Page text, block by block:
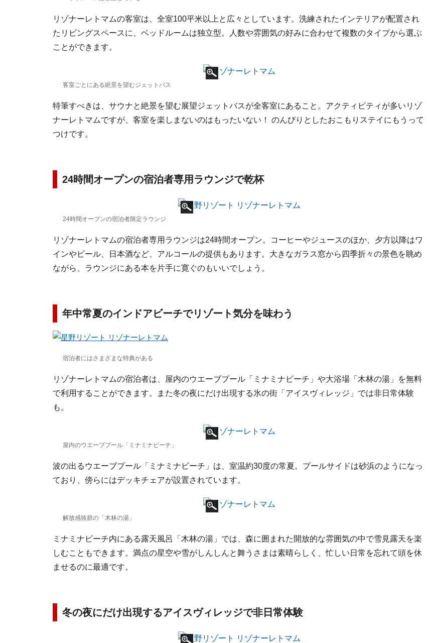
リゾナーレトマムの客室は、全室100平米以上と広々としています。洗練されたインテリアが配置され
たリビングスペースに、ベッドルームは独立型。人数や雰囲気の好みに合わせて複数のタイプから選ぶ
ことができます。
客室ごとにある絶景を望むジェットバス
特筆すべきは、サウナと絶景を望む展望ジェットバスが全客室にあること。アクティビティが多いリゾ
ナーレトマムですが、客室を楽しまないのはもったいない！ のんびりとしたおこもりステイにもうって
つけです。
24時間オープンの宿泊者専用ラウンジで乾杯
24時間オープンの宿泊者限定ラウンジ
リゾナーレトマムの宿泊者専用ラウンジは24時間オープン。コーヒーやジュースのほか、夕方以降はワ
インやビール、日本酒など、アルコールの提供もあります。大きなガラス窓から四季折々の景色を眺め
ながら、ラウンジにある本を片手に寛ぐのもいいでしょう。
年中常夏のインドアビーチでリゾート気分を味わう
宿泊者にはさまざまな特典がある
リゾナーレトマムの宿泊者は、屋内のウエーブプール「ミナミナビーチ」や大浴場「木林の湯」を無料
で利用することができます。また冬の夜にだけ出現する氷の街「アイスヴィレッジ」では非日常体験
も。
屋内のウエーブプール「ミナミナビーチ」
波の出るウエーブプール「ミナミナビーチ」は、室温約30度の常夏。プールサイドは砂浜のようになっ
ており、傍らにはデッキチェアが設置されています。
解放感抜群の「木林の湯」
ミナミナビーチ内にある露天風呂「木林の湯」では、森に囲まれた開放的な雰囲気の中で雪見露天を楽
しむこともできます。満点の星空や雪がしんしんと舞うさまは素晴らしく、忙しい日常を忘れて頭を休
ませるのに最適です。
冬の夜にだけ出現するアイスヴィレッジで非日常体験